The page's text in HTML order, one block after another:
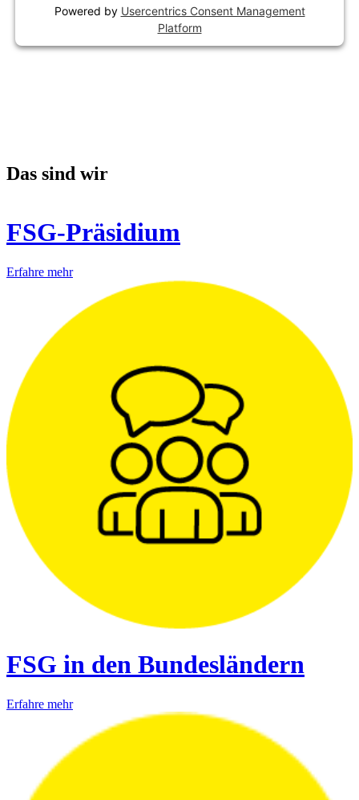
Powered by Usercentrics Consent Management
Platform
Das sind wir
FSG-Präsidium
Erfahre mehr
FSG in den Bundesländern
Erfahre mehr